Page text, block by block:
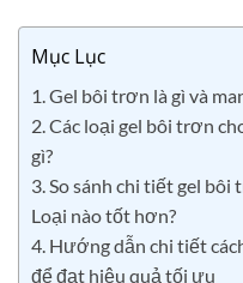
Mục Lục
1. Gel bôi trơn là gì và
2. Các loại gel bôi trơn
gì?
3. So sánh chi tiết gel
Loại nào tốt hơn?
4. Hướng dẫn chi tiết
để đạt hiệu quả tối ưu